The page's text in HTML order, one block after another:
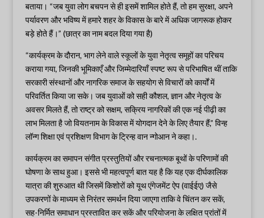
बताया। “जब युवा लोग बचपन से ही इसमें शामिल होते हैं, तो हम सुरक्षा, अपने
पर्यावरण और भविष्य में हमारे शहर के विकास के बारे में अधिक जागरूक होकर
बड़े होते हैं।” (छात्र का नाम बदल दिया गया है)
“कार्यक्रम के दौरान, भाग लेने वाले स्कूलों के युवा नेतृत्व समूहों का परिचय
कराया गया, जिनकी भूमिकाएँ और जिम्मेदारियाँ स्पष्ट रूप से परिभाषित थीं ताकि
सरकारी संस्थानों और नागरिक समाज के सहयोग से विचारों को कार्यों में
परिवर्तित किया जा सके। जब युवाओं को सही कौशल, ज्ञान और नेतृत्व के
अवसर मिलते हैं, तो राष्ट्र को सक्षम, सक्रिय नागरिकों की एक नई पीढ़ी का
लाभ मिलता है जो वियतनाम के विकास में योगदान देने के लिए तैयार हैं,” विन्ह
लॉन्ग शिक्षा एवं प्रशिक्षण विभाग के ट्रिन्ह वान न्गोआन ने कहा।.
कार्यक्रम का समापन संगीत प्रस्तुतियों और रचनात्मक बूथों के परिणामों की
घोषणा के साथ हुआ। इससे भी महत्वपूर्ण बात यह है कि यह एक दीर्घकालिक
यात्रा की शुरुआत थी जिसमें किशोरों को यूथ एंगेजमेंट ऐप (वाईईए) जैसे
उपकरणों के माध्यम से निरंतर समर्थन दिया जाएगा ताकि वे चिंतन कर सकें,
सह-निर्मित समाधान प्रस्तावित कर सकें और परियोजना के लक्षित प्रांतों में